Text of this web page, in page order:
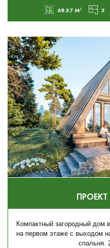
68.57 М² 3
ПРОЕКТ
Компактный загородный дом
на первом этаже с выходом
спальня.